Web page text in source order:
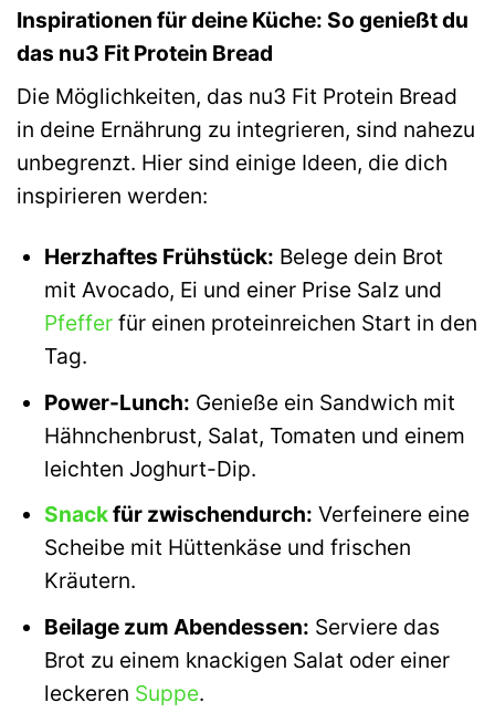
Inspirationen für deine Küche: So genießt du
das nu3 Fit Protein Bread
Die Möglichkeiten, das nu3 Fit Protein Bread
in deine Ernährung zu integrieren, sind nahezu
unbegrenzt. Hier sind einige Ideen, die dich
inspirieren werden:
Herzhaftes Frühstück: Belege dein Brot
mit Avocado, Ei und einer Prise Salz und
Pfefferfür einen proteinreichen Start in den
Tag.
Power-Lunch: Genieße ein Sandwich mit
Hähnchenbrust, Salat, Tomaten und einem
leichten Joghurt-Dip.
Snackfür zwischendurch: Verfeinere eine
Scheibe mit Hüttenkäse und frischen
Kräutern.
Beilage zum Abendessen: Serviere das
Brot zu einem knackigen Salat oder einer
leckeren Suppe.